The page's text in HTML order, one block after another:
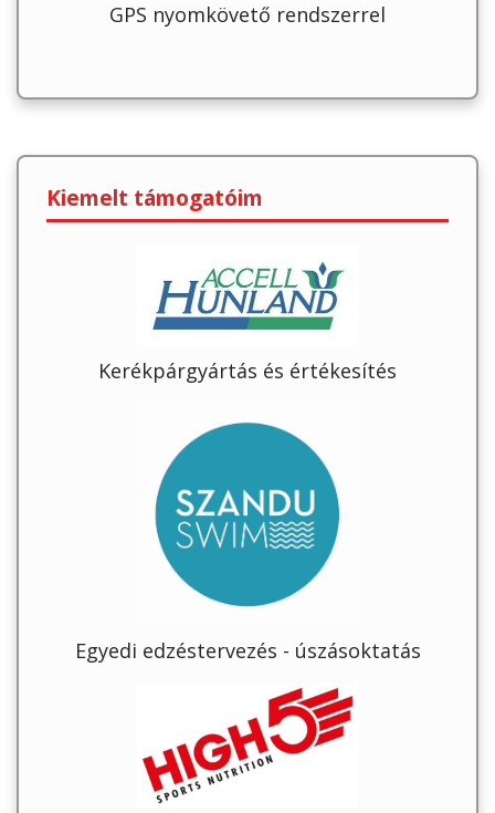
GPS nyomkövető rendszerrel
Kiemelt támogatóim
Kerékpárgyártás és értékesítés
Egyedi edzéstervezés - úszásoktatás